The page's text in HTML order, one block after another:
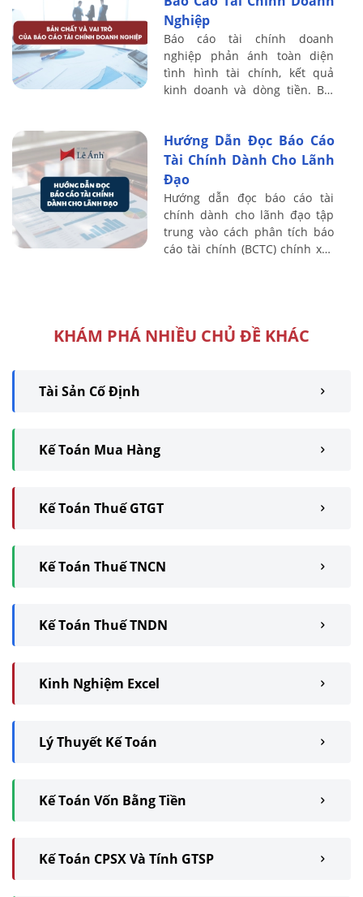
Nghiệp
Báo cáo tài chính doanh
nghiệp phản ánh toàn diện
tình hình tài chính, kết quả
kinh doanh và dòng tiền. Bài
nghĩa của ...
Hướng Dẫn Đọc Báo Cáo
Tài Chính Dành Cho Lãnh
Đạo
Hướng dẫn đọc báo cáo tài
chính dành cho lãnh đạo tập
trung vào cách phân tích báo
cáo tài chính (BCTC) chính xác
KHÁM PHÁ NHIỀU CHỦ ĐỀ KHÁC
Tài Sản Cố Định
Kế Toán Mua Hàng
Kế Toán Thuế GTGT
Kế Toán Thuế TNCN
Kế Toán Thuế TNDN
Kinh Nghiệm Excel
Lý Thuyết Kế Toán
Kế Toán Vốn Bằng Tiền
Kế Toán CPSX Và Tính GTSP